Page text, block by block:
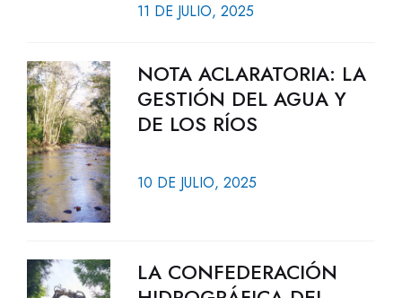
11 DE JULIO, 2025
NOTA ACLARATORIA: LA
GESTIÓN DEL AGUA Y
DE LOS RÍOS
10 DE JULIO, 2025
LA CONFEDERACIÓN